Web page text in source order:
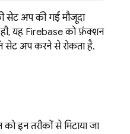
सेट अप की गई मौजूदा
ही, यह Firebase को फ़ंक्शन
सेट अप करने से रोकता है.
इन तरीकों से मिटाया जा